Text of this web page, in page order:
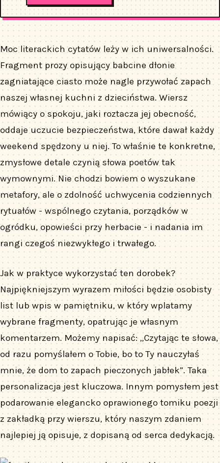
Moc literackich cytatów leży w ich uniwersalności.
Fragment prozy opisujący babcine dłonie
zagniatające ciasto może nagle przywołać zapach
naszej własnej kuchni z dzieciństwa. Wiersz
mówiący o spokoju, jaki roztacza jej obecność,
oddaje uczucie bezpieczeństwa, które dawał każdy
weekend spędzony u niej. To właśnie te konkretne,
zmysłowe detale czynią słowa poetów tak
wymownymi. Nie chodzi bowiem o wyszukane
metafory, ale o zdolność uchwycenia codziennych
rytuałów - wspólnego czytania, porządków w
ogródku, opowieści przy herbacie - i nadania im
rangi czegoś niezwykłego i trwałego.
Jak w praktyce wykorzystać ten dorobek?
Najpiękniejszym wyrazem miłości będzie osobisty
list lub wpis w pamiętniku, w który wplatamy
wybrane fragmenty, opatrując je własnym
komentarzem. Możemy napisać: „Czytając te słowa,
od razu pomyślałem o Tobie, bo to Ty nauczyłaś
mnie, że dom to zapach pieczonych jabłek”. Taka
personalizacja jest kluczowa. Innym pomysłem jest
podarowanie elegancko oprawionego tomiku poezji
z zakładką przy wierszu, który naszym zdaniem
najlepiej ją opisuje, z dopisaną od serca dedykacją.